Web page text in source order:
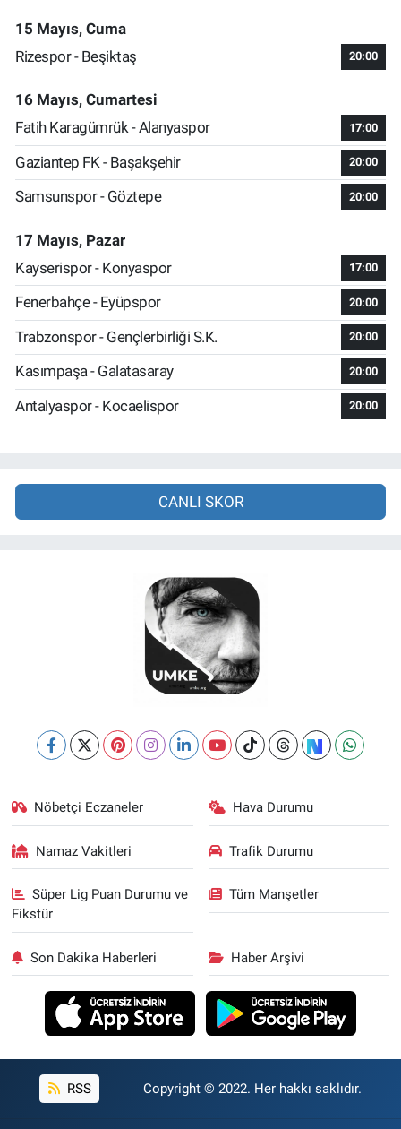
15 Mayıs, Cuma
Rizespor - Beşiktaş
20:00
16 Mayıs, Cumartesi
Fatih Karagümrük - Alanyaspor
17:00
Gaziantep FK - Başakşehir 20:00
Samsunspor - Göztepe 20:00
17 Mayıs, Pazar
Kayserispor - Konyaspor
17:00
Fenerbahçe - Eyüpspor 20:00
Trabzonspor - Gençlerbirliği S.K. 20:00
Kasımpaşa - Galatasaray 20:00
Antalyaspor - Kocaelispor 20:00
CANLI SKOR
Nöbetçi Eczaneler Hava Durumu
Namaz Vakitleri Trafik Durumu
Süper Lig Puan Durumu ve
Fikstür
Tüm Manşetler
Son Dakika Haberleri Haber Arşivi
RSS Copyright © 2022. Her hakkı saklıdır.